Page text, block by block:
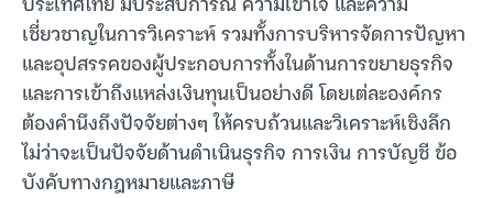
เชี่ยวชาญในการวิเคราะห์ รวมทั้งการบริหารจัดการปัญหา
และอุปสรรคของผู้ประกอบการทั้งในด้านการขยายธุรกิจ
และการเข้าถึงแหล่งเงินทุนเป็นอย่างดี โดยเต่ละองค์กร
ต้องคำนึงถึงปัจจัยต่างๆ ให้ครบถ้วนและวิเคราะห์เชิงลึก
ไม่ว่าจะเป็นปัจจัยด้านดำเนินธุรกิจ การเงิน การบัญชี ข้อ
บังคับทางกฎหมายและภาษี